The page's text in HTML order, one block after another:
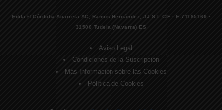
Edita © Córdoba Acarreta AC, Ramos Hernández, JJ S.I. CIF · E-71185169 ·
31500 Tudela (Navarra) ES
Aviso Legal
Condiciones de la Suscripción
Más Información sobre las Cookies
Política de Cookies